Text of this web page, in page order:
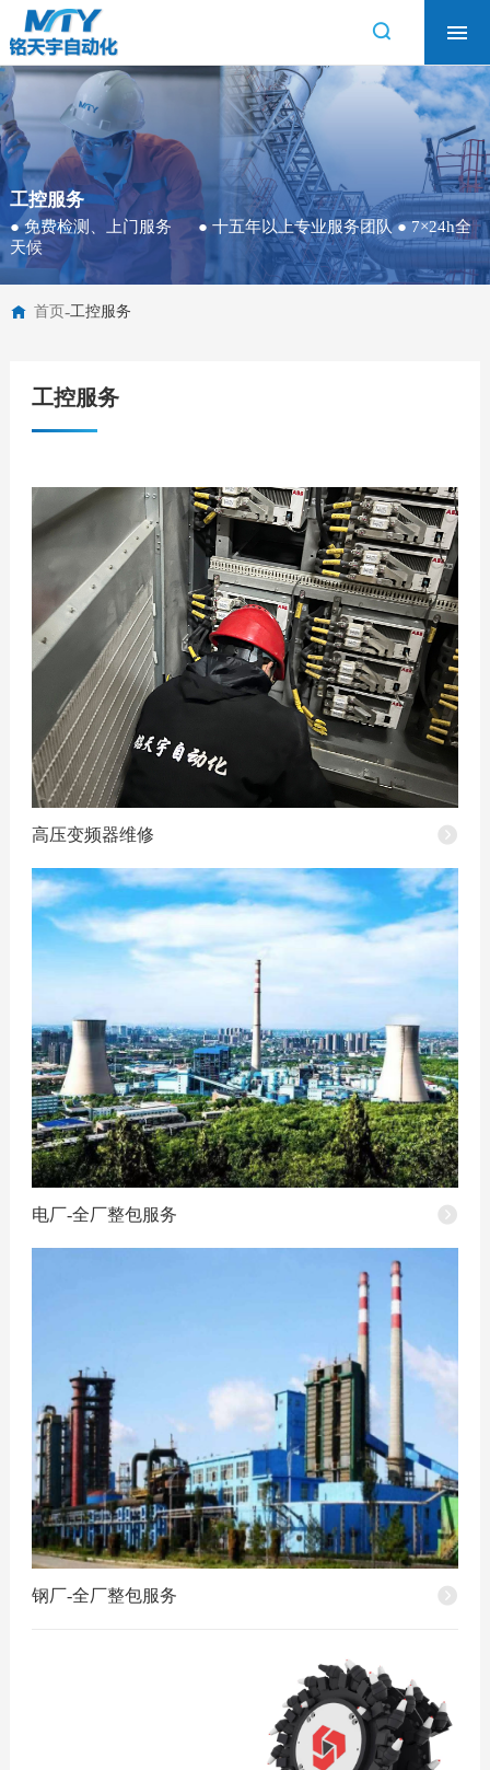
工控服务
技术支持
资料下载
关于我们
微信咨询
全国服务热线：400-188-
工控服务
● 免费检测、上门服务 ● 十五年以上专业服务团队 ● 7×24h全
天候
首页-工控服务
工控服务
高压变频器维修
电厂-全厂整包服务
钢厂-全厂整包服务